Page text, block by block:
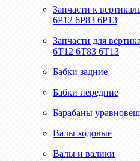
Запчасти к
6Р12 6Р83 6Р13
Запчасти для
6Т12 6Т83 6Т13
Бабки задние
Бабки передние
Барабаны
Валы ходовые
Валы и валики